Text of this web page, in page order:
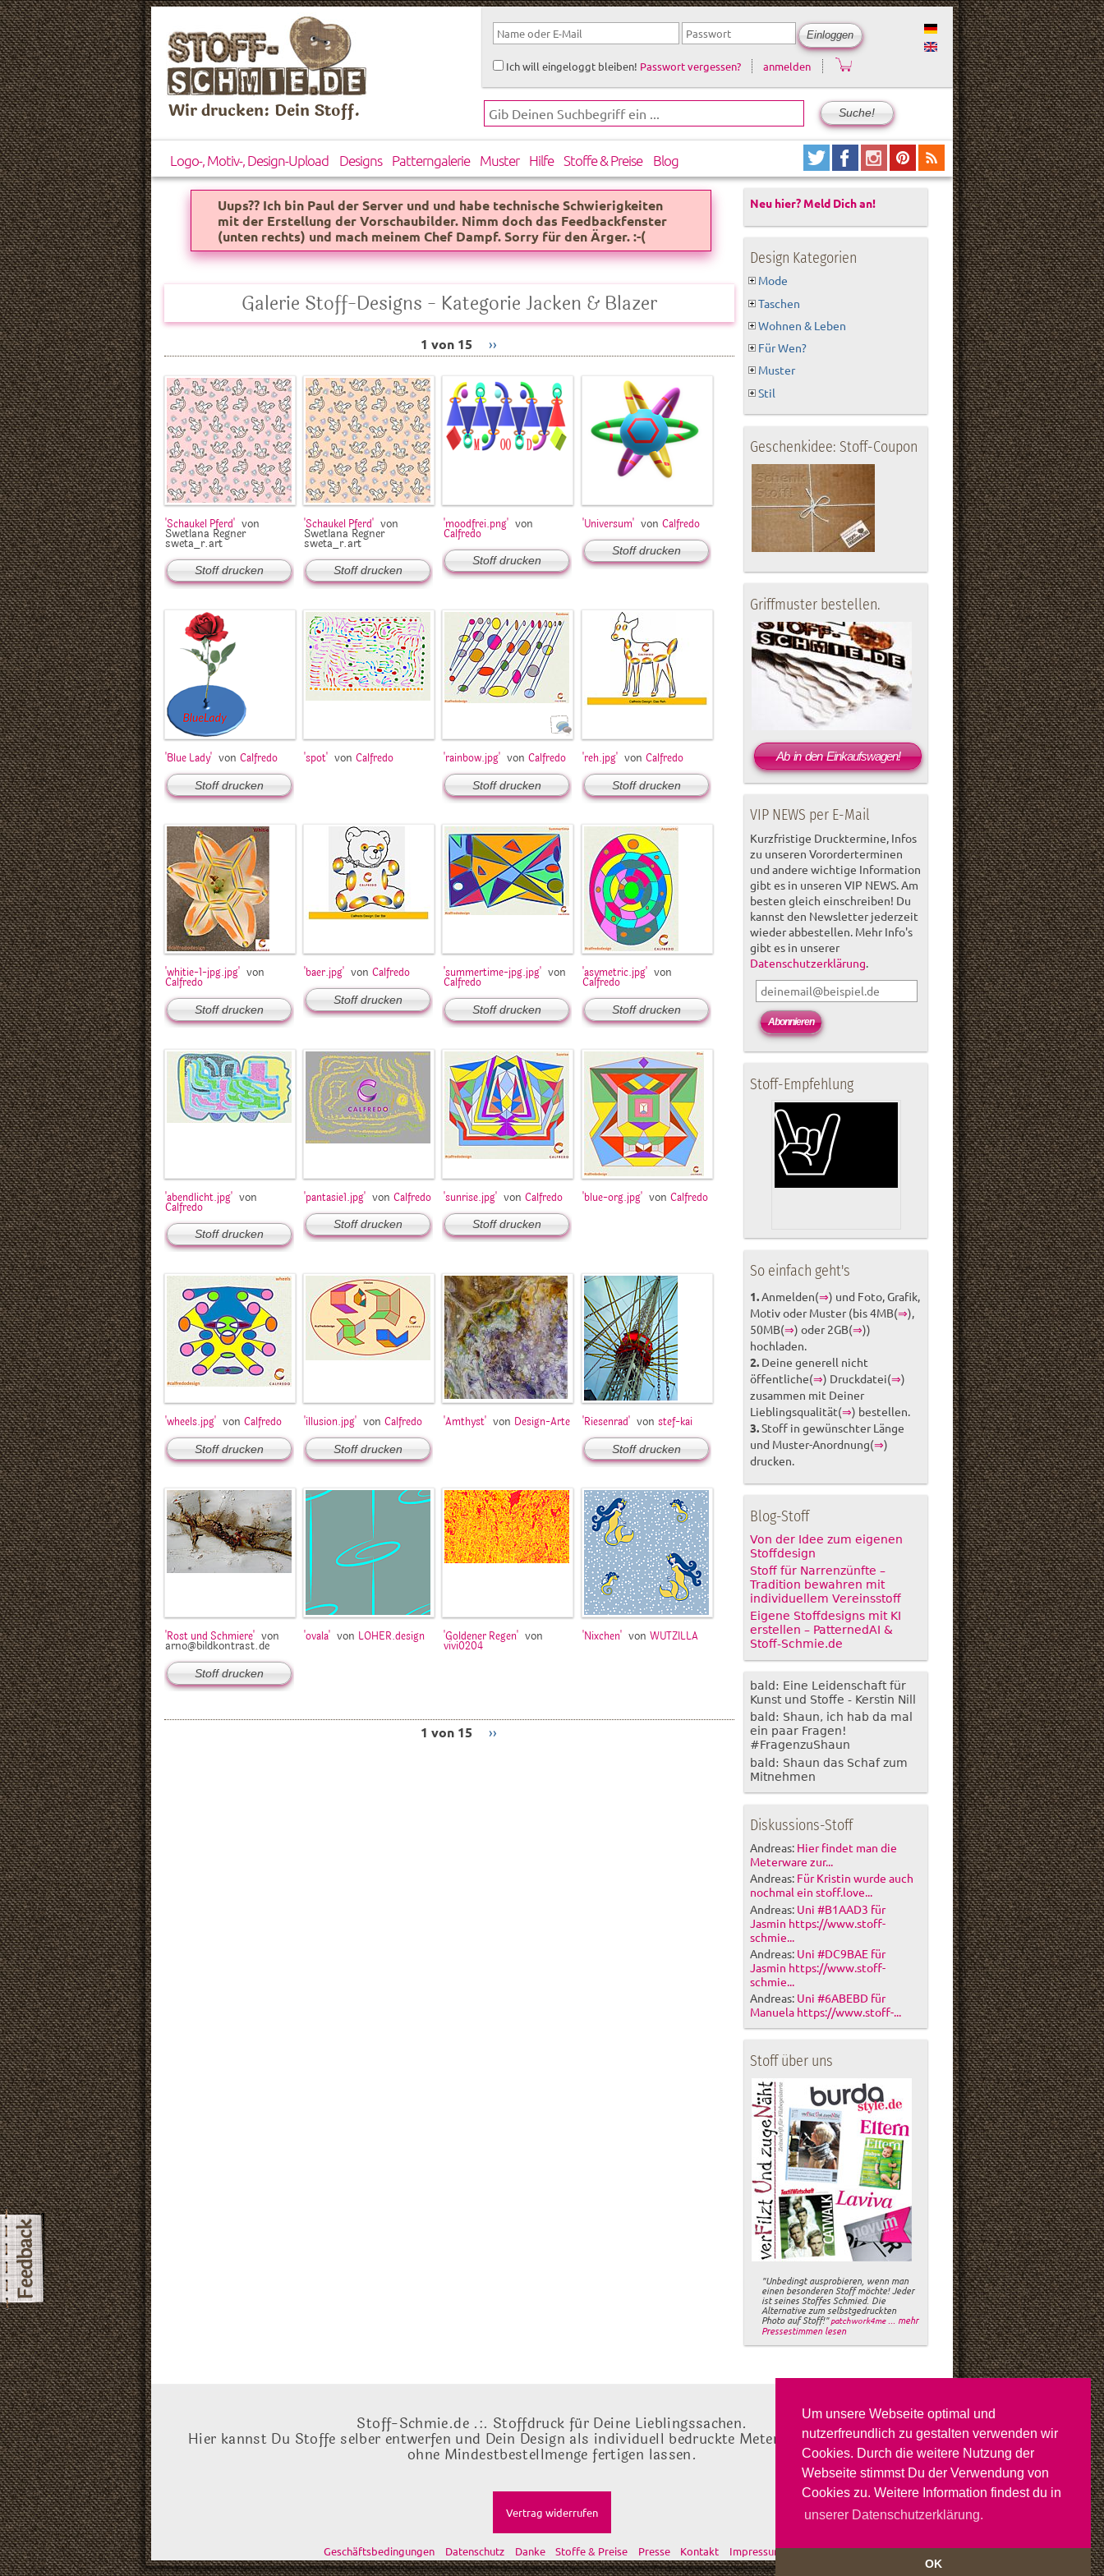
Um unsere Webseite optimal und
nutzerfreundlich zu gestalten verwenden wir
Cookies. Durch die weitere Nutzung der
Webseite stimmst Du der Verwendung von
Cookies zu. Weitere Information findest du in
unserer Datenschutzerklärung.
OK
Wir drucken: Dein Stoff.
Ich will eingeloggt bleiben! Passwort vergessen? anmelden
Logo-, Motiv-, Design-Upload Designs Patterngalerie Muster Hilfe Stoffe & Preise Blog
Uups?? Ich bin Paul der Server und und habe technische Schwierigkeiten
mit der Erstellung der Vorschaubilder. Nimm doch das Feedbackfenster
(unten rechts) und mach meinem Chef Dampf. Sorry für den Ärger. :-(
Galerie Stoff-Designs - Kategorie Jacken & Blazer
1 von 15 ››
'Schaukel Pferd' von
Swetlana Regner
sweta_r.art
Stoff drucken
'Schaukel Pferd' von
Swetlana Regner
sweta_r.art
Stoff drucken
'moodfrei.png' von
Calfredo
Stoff drucken
'Universum' von Calfredo
Stoff drucken
'Blue Lady' vonCalfredo
Stoff drucken
'spot' vonCalfredo 'rainbow.jpg' von Calfredo
Stoff drucken
'reh.jpg' von Calfredo
Stoff drucken
'whitie-1-jpg.jpg' von
Calfredo
Stoff drucken
'baer.jpg' vonCalfredo
Stoff drucken
'summertime-jpg.jpg' von
Calfredo
Stoff drucken
'asymetric.jpg' von
Calfredo
Stoff drucken
'abendlicht.jpg' von
Calfredo
Stoff drucken
'pantasie1.jpg' vonCalfredo
Stoff drucken
'sunrise.jpg' von Calfredo
Stoff drucken
'blue-org.jpg' von Calfredo
'wheels.jpg' vonCalfredo
Stoff drucken
'illusion.jpg' vonCalfredo
Stoff drucken
'Amthyst' von Design-Arte 'Riesenrad' von stef-kai
Stoff drucken
'Rost und Schmiere' von
arno@bildkontrast.de
Stoff drucken
'ovala' von LOHER.design 'Goldener Regen' von
vivi0204
'Nixchen' von WUTZILLA
1 von 15 ››
Neu hier? Meld Dich an!
Design Kategorien
Mode
Taschen
Wohnen & Leben
Für Wen?
Muster
Stil
Geschenkidee: Stoff-Coupon
Griffmuster bestellen.
Ab in den Einkaufswagen!
VIP NEWS per E-Mail
Kurzfristige Drucktermine, Infos
zu unseren Vororderterminen
und andere wichtige Information
gibt es in unseren VIP NEWS. Am
besten gleich einschreiben! Du
kannst den Newsletter jederzeit
wieder abbestellen. Mehr Info's
gibt es in unserer
Datenschutzerklärung.
Stoff-Empfehlung
So einfach geht's
1.Anmelden(⇒) und Foto, Grafik,
Motiv oder Muster (bis 4MB(⇒),
50MB(⇒) oder 2GB(⇒))
hochladen.
2. Deine generell nicht
öffentliche(⇒) Druckdatei(⇒)
zusammen mit Deiner
Lieblingsqualität(⇒) bestellen.
3.Stoff in gewünschter Länge
und Muster-Anordnung(⇒)
drucken.
Blog-Stoff
Von der Idee zum eigenen
Stoffdesign
Stoff für Narrenzünfte –
Tradition bewahren mit
individuellem Vereinsstoff
Eigene Stoffdesigns mit KI
erstellen – PatternedAI &
Stoff-Schmie.de
bald: Eine Leidenschaft für
Kunst und Stoffe - Kerstin Nill
bald: Shaun, ich hab da mal
ein paar Fragen!
#FragenzuShaun
bald: Shaun das Schaf zum
Mitnehmen
Diskussions-Stoff
Andreas: Hier findet man die
Meterware zur...
Andreas: Für Kristin wurde auch
nochmal ein stoff.love...
Andreas: Uni #B1AAD3 für
Jasmin https://www.stoff-
schmie...
Andreas: Uni #DC9BAE für
Jasmin https://www.stoff-
schmie...
Andreas: Uni #6ABEBD für
Manuela https://www.stoff-...
Stoff über uns
"Unbedingt ausprobieren, wenn man
einen besonderen Stoff möchte! Jeder
ist seines Stoffes Schmied. Die
Alternative zum selbstgedruckten
Photo auf Stoff!"patchwork4me
... mehr
Pressestimmen lesen
Stoff-Schmie.de .:. Stoffdruck für Deine Lieblingssachen.
Hier kannst Du Stoffe selber entwerfen und Dein Design als individuell bedruckte Meterware in Deutschland
ohne Mindestbestellmenge fertigen lassen.
Vertrag widerrufen
Geschäftsbedingungen Datenschutz Danke Stoffe & Preise Presse Kontakt Impressum